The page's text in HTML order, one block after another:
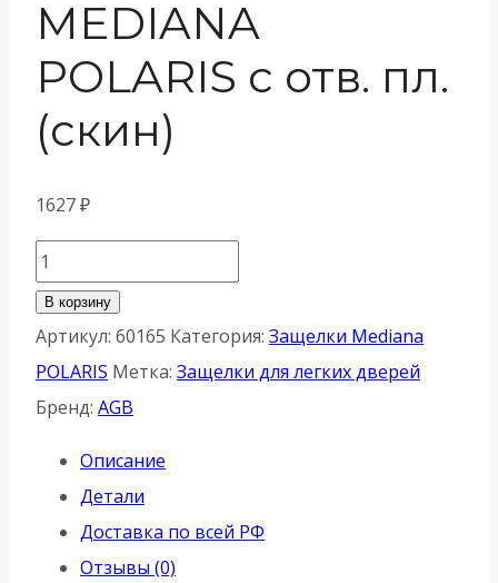
MEDIANA
POLARIS с отв. пл.
(скин)
1627₽
Количество
товара
B06103.50.03.640
AGB
(АГБ)
врезного
замка
магнитный
под
В корзину
Артикул: 60165 Категория: Защелки Mediana
POLARIS Метка: Защелки для легких дверей
Бренд: AGB
Описание
Детали
Доставка по всей РФ
Отзывы (0)